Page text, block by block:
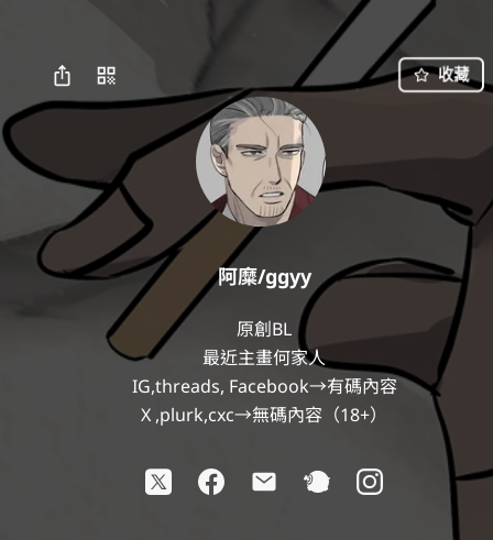
阿糜/ggyy
原創BL
最近主畫何家人
IG,threads, Facebook→有碼內容
X ,plurk,cxc→無碼內容（18+）
收藏